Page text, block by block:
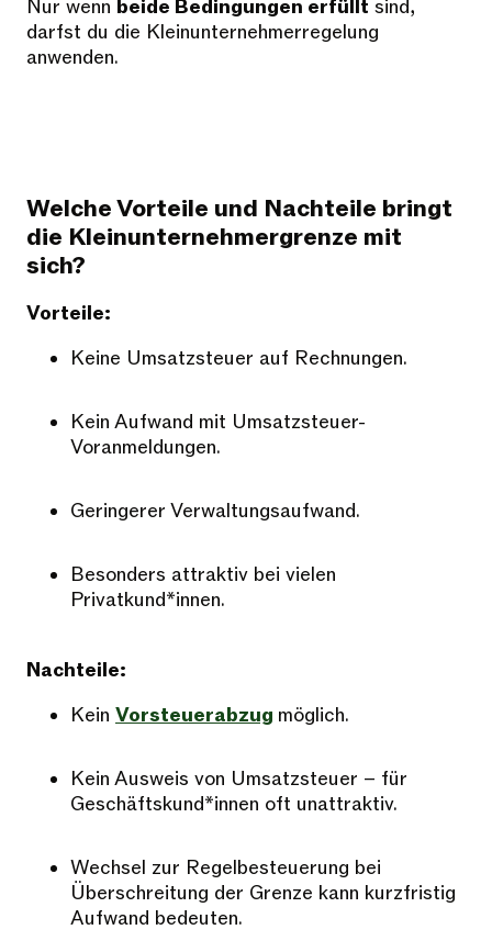
Nur wenn beide Bedingungen erfüllt sind,
darfst du die Kleinunternehmerregelung
anwenden.
Welche Vorteile und Nachteile bringt
die Kleinunternehmergrenze mit
sich?
Vorteile:
Keine Umsatzsteuer auf Rechnungen.
Kein Aufwand mit Umsatzsteuer-
Voranmeldungen.
Geringerer Verwaltungsaufwand.
Besonders attraktiv bei vielen
Privatkund*innen.
Nachteile:
Kein Vorsteuerabzug möglich.
Kein Ausweis von Umsatzsteuer – für
Geschäftskund*innen oft unattraktiv.
Wechsel zur Regelbesteuerung bei
Überschreitung der Grenze kann kurzfristig
Aufwand bedeuten.